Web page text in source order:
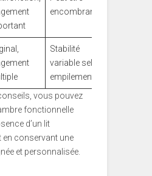
encombrant
Stabilité
variable selon
empilement
vous pouvez
fonctionnelle
d’un lit
en conservant une
et personnalisée.